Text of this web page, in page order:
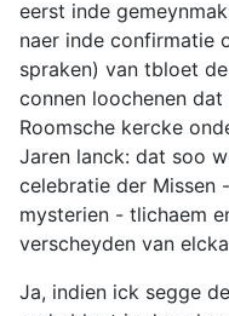
eerst inde
naer inde confirmatie
spraken) van tbloet
connen loochenen
Roomsche kercke
Jaren lanck: dat soo
celebratie der Missen
mysterien - tlichaem
verscheyden van
Ja, indien ick segge